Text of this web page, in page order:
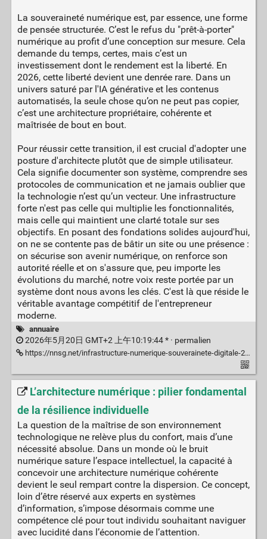
La souveraineté numérique est, par essence, une forme
de pensée structurée. C’est le refus du "prêt-à-porter"
numérique au profit d’une conception sur mesure. Cela
demande du temps, certes, mais c’est un
investissement dont le rendement est la liberté. En
2026, cette liberté devient une denrée rare. Dans un
univers saturé par l'IA générative et les contenus
automatisés, la seule chose qu’on ne peut pas copier,
c’est une architecture propriétaire, cohérente et
maîtrisée de bout en bout.
Pour réussir cette transition, il est crucial d'adopter une
posture d'architecte plutôt que de simple utilisateur.
Cela signifie documenter son système, comprendre ses
protocoles de communication et ne jamais oublier que
la technologie n’est qu’un vecteur. Une infrastructure
forte n'est pas celle qui multiplie les fonctionnalités,
mais celle qui maintient une clarté totale sur ses
objectifs. En posant des fondations solides aujourd'hui,
on ne se contente pas de bâtir un site ou une présence :
on sécurise son avenir numérique, on renforce son
autorité réelle et on s'assure que, peu importe les
évolutions du marché, notre voix reste portée par un
système dont nous avons les clés. C'est là que réside le
véritable avantage compétitif de l'entrepreneur
moderne.
annuaire
2026年5月20日 GMT+2 上午10:19:44 * · permalien
https://nnsg.net/infrastructure-numerique-souverainete-digitale-2026
L’architecture numérique : pilier fondamental
de la résilience individuelle
La question de la maîtrise de son environnement
technologique ne relève plus du confort, mais d’une
nécessité absolue. Dans un monde où le bruit
numérique sature l’espace intellectuel, la capacité à
concevoir une architecture numérique cohérente
devient le seul rempart contre la dispersion. Ce concept,
loin d’être réservé aux experts en systèmes
d’information, s’impose désormais comme une
compétence clé pour tout individu souhaitant naviguer
avec lucidité dans l’économie de l’attention.